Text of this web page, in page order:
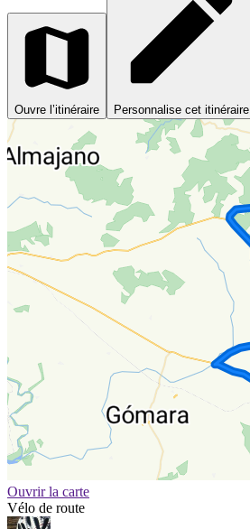
Ouvre l’itinéraire Personnalise cet itinéraire
Ouvrir la carte
Vélo de route